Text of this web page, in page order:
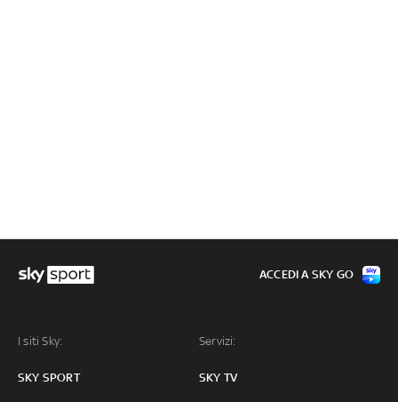
I siti Sky:
SKY SPORT
Servizi:
SKY TV
ACCEDI A SKY GO